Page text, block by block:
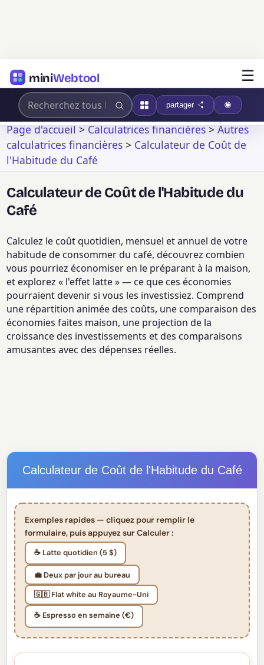
miniWebtool ☰
partager
Page d'accueil>Calculatrices financières>Autres
calculatrices financières > Calculateur de Coût de
l'Habitude du Café
Calculateur de Coût de l'Habitude du
Café
Calculez le coût quotidien, mensuel et annuel de votre
habitude de consommer du café, découvrez combien
vous pourriez économiser en le préparant à la maison,
et explorez « l'effet latte » — ce que ces économies
pourraient devenir si vous les investissiez. Comprend
une répartition animée des coûts, une comparaison des
économies faites maison, une projection de la
croissance des investissements et des comparaisons
amusantes avec des dépenses réelles.
Calculateur de Coût de l'Habitude du Café
Exemples rapides — cliquez pour remplir le
formulaire, puis appuyez sur Calculer :
☕ Latte quotidien (5 $)
💼 Deux par jour au bureau
🇬🇧 Flat white au Royaume-Uni
☕ Espresso en semaine (€)